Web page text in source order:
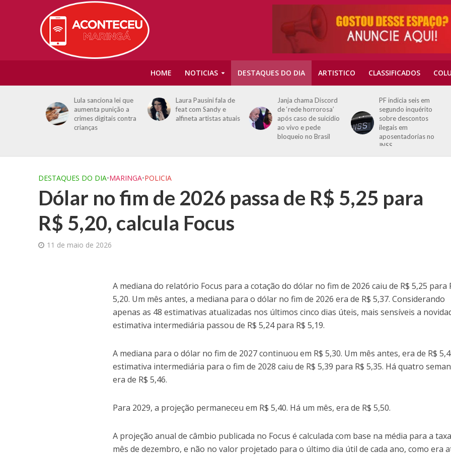
HOME NOTICIAS DESTAQUES DO DIA ARTISTICO CLASSIFICADOS
Lula sanciona lei que
aumenta punição a
crimes digitais contra
crianças
Laura Pausini fala de
feat com Sandy e
alfineta artistas atuais
Janja chama Discord
de ‘rede horrorosa’
após caso de suicídio
ao vivo e pede
bloqueio no Brasil
PF indicia seis em
segundo inquérito
sobre descontos
ilegais em
aposentadorias no
INSS
DESTAQUES DO DIA•MARINGA•POLICIA
Dólar no fim de 2026 passa de R$ 5,25 para
R$ 5,20, calcula Focus
11 de maio de 2026
A mediana do relatório Focus para a cotação do dólar no fim de 2026 caiu de R$ 5,25 para
5,20. Um mês antes, a mediana para o dólar no fim de 2026 era de R$ 5,37. Considerando
apenas as 48 estimativas atualizadas nos últimos cinco dias úteis, mais sensíveis a
estimativa intermediária passou de R$ 5,24 para R$ 5,19.
A mediana para o dólar no fim de 2027 continuou em R$ 5,30. Um mês antes, era de R$
estimativa intermediária para o fim de 2028 caiu de R$ 5,39 para R$ 5,35. Há quatro
era de R$ 5,46.
Para 2029, a projeção permaneceu em R$ 5,40. Há um mês, era de R$ 5,50.
A projeção anual de câmbio publicada no Focus é calculada com base na média para a
mês de dezembro, e não no valor projetado para o último dia útil de cada ano, como era